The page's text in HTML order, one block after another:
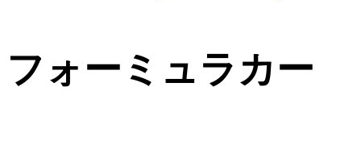
フォーミュラカー